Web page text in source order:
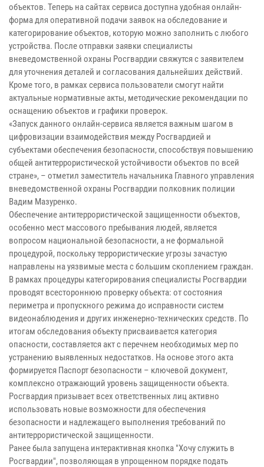
объектов. Теперь на сайтах сервиса доступна удобная онлайн-
форма для оперативной подачи заявок на обследование и
категорирование объектов, которую можно заполнить с любого
устройства. После отправки заявки специалисты
вневедомственной охраны Росгвардии свяжутся с заявителем
для уточнения деталей и согласования дальнейших действий.
Кроме того, в рамках сервиса пользователи смогут найти
актуальные нормативные акты, методические рекомендации по
оснащению объектов и графики проверок.
«Запуск данного онлайн-сервиса является важным шагом в
цифровизации взаимодействия между Росгвардией и
субъектами обеспечения безопасности, способствуя повышению
общей антитеррористической устойчивости объектов по всей
стране», – отметил заместитель начальника Главного управления
вневедомственной охраны Росгвардии полковник полиции
Вадим Мазуренко.
Обеспечение антитеррористической защищенности объектов,
особенно мест массового пребывания людей, является
вопросом национальной безопасности, а не формальной
процедурой, поскольку террористические угрозы зачастую
направлены на уязвимые места с большим скоплением граждан.
В рамках процедуры категорирования специалисты Росгвардии
проводят всестороннюю проверку объекта: от состояния
периметра и пропускного режима до исправности систем
видеонаблюдения и других инженерно-технических средств. По
итогам обследования объекту присваивается категория
опасности, составляется акт с перечнем необходимых мер по
устранению выявленных недостатков. На основе этого акта
формируется Паспорт безопасности – ключевой документ,
комплексно отражающий уровень защищенности объекта.
Росгвардия призывает всех ответственных лиц активно
использовать новые возможности для обеспечения
безопасности и надлежащего выполнения требований по
антитеррористической защищенности.
Ранее была запущена интерактивная кнопка "Хочу служить в
Росгвардии", позволяющая в упрощенном порядке подать